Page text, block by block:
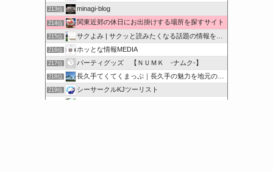
213位 minagi-blog
214位 関東近郊の休日にお出掛けする場所を探すサイト
215位 サクよみ | サクッと読みたくなる話題の情報を随時発信！
216位 ホッとな情報MEDIA
217位 パーティグッズ 【ＮＵＭＫ -ナムク-】
218位 長久手てくてくまっぷ｜長久手の魅力を地元の人と訪れる人に
219位 シーサークルKJツーリスト